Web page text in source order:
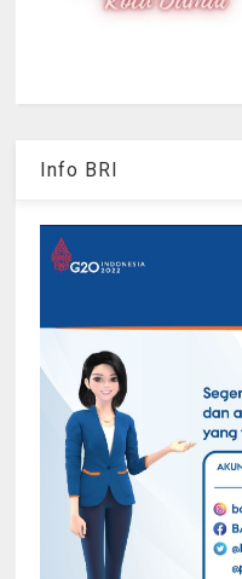
Info BRI